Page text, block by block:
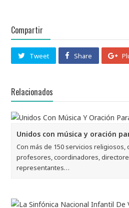
Compartir
Tweet Share
Relacionados
Unidos con música y oración
Con más de 150 servicios
profesores, coordinadores,
representantes…